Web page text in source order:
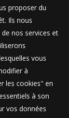
proposer du
Ils nous
nos services et
vous
à
les cookies" en
à son
vos données